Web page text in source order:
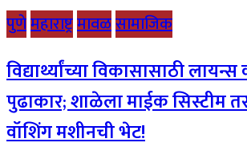
पुणेमहाराष्ट्रमावळसामाजिक
विद्यार्थ्यांच्या विकासासाठी
पुढाकार; शाळेला माईक सिस्टीम तर
वॉशिंग मशीनची भेट!